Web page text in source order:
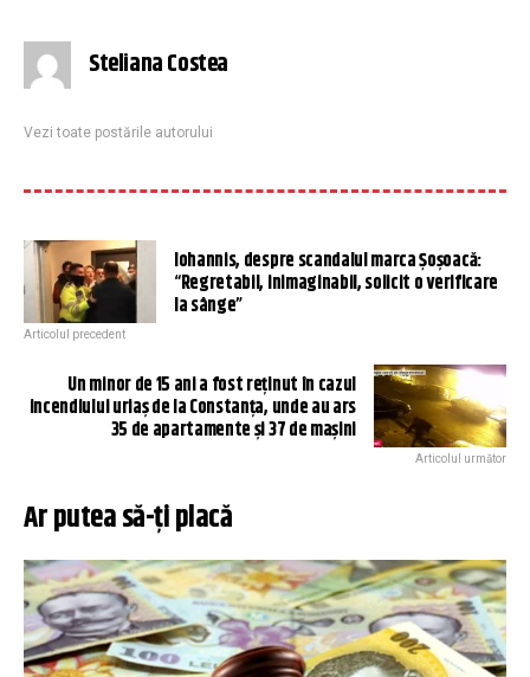
Steliana Costea
Vezi toate postările autorului
Iohannis, despre scandalul marca Șoșoacă:
“Regretabil, inimaginabil, solicit o verificare
la sânge”
Articolul precedent
Un minor de 15 ani a fost reținut în cazul
incendiului uriaș de la Constanța, unde au ars
35 de apartamente și 37 de mașini
Articolul următor
Ar putea să-ți placă